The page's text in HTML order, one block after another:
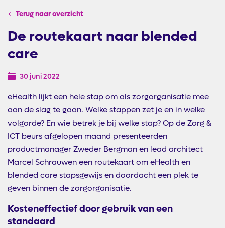
Terug naar overzicht
De routekaart naar blended
care
30 juni 2022
eHealth lijkt een hele stap om als zorgorganisatie mee
aan de slag te gaan. Welke stappen zet je en in welke
volgorde? En wie betrek je bij welke stap? Op de Zorg &
ICT beurs afgelopen maand presenteerden
productmanager Zweder Bergman en lead architect
Marcel Schrauwen een routekaart om eHealth en
blended care stapsgewijs en doordacht een plek te
geven binnen de zorgorganisatie.
Kosteneffectief door gebruik van een
standaard